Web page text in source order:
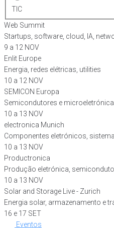
TIC
Web Summit
Startups, software, cloud, IA,
9 a 12 NOV
Enlit Europe
Energia, redes elétricas, utilities
10 a 12 NOV
SEMICON Europa
Semicondutores e microeletrónica
10 a 13 NOV
electronica Munich
Componentes eletrónicos,
10 a 13 NOV
Productronica
Produção eletrónica,
10 a 13 NOV
Solar and Storage Live - Zurich
Energia solar, armazenamento e
16 e 17 SET
Eventos